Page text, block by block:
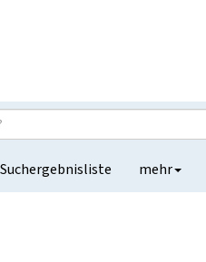
Suchergebnisliste mehr